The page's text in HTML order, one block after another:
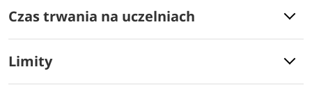
Czas trwania na uczelniach
Limity